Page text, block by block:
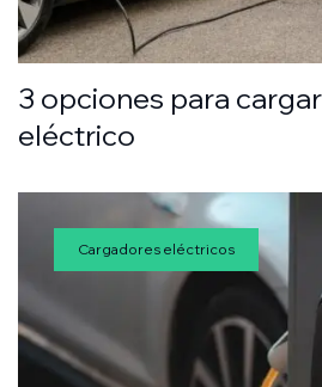
3 opciones para
eléctrico
Cargadores eléctricos